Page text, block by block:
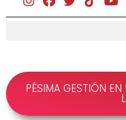
PÉSIMA GESTIÓN